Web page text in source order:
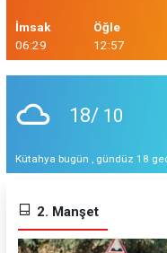
İmsak
06:29
Öğle
12:57
18/ 10
Kütahya bugün , gündüz 18
2. Manşet